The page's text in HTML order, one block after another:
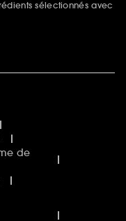
sélectionnés avec
de